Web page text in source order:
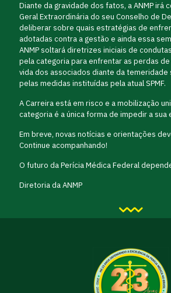
Diante da gravidade dos fatos, a ANMP irá
Geral Extraordinária do seu Conselho de
deliberar sobre quais estratégias de
adotadas contra a gestão e ainda essa
ANMP soltará diretrizes iniciais de
pela categoria para enfrentar as perdas
vida dos associados diante da temeridade
pelas medidas instituídas pela atual SPMF.
A Carreira está em risco e a mobilização
categoria é a única forma de impedir a sua
Em breve, novas notícias e orientações
Continue acompanhando!
O futuro da Perícia Médica Federal
Diretoria da ANMP